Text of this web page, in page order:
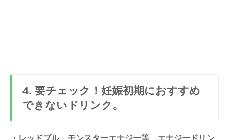
4. 要チェック！妊娠初期におすすめ
できないドリンク。